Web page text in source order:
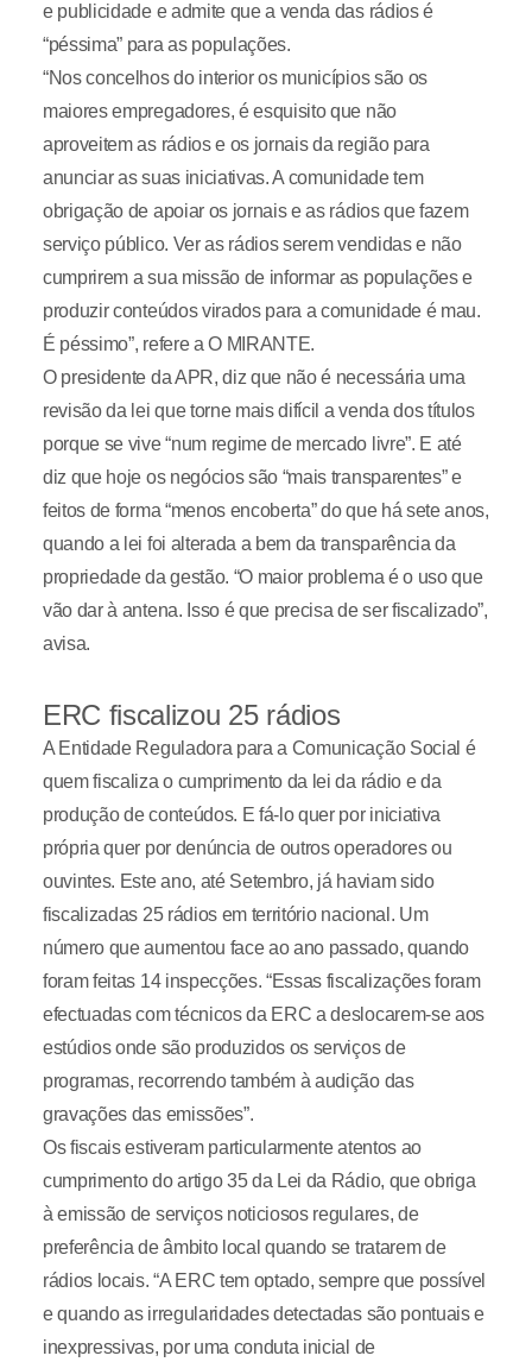
e publicidade e admite que a venda das rádios é
“péssima” para as populações.
“Nos concelhos do interior os municípios são os
maiores empregadores, é esquisito que não
aproveitem as rádios e os jornais da região para
anunciar as suas iniciativas. A comunidade tem
obrigação de apoiar os jornais e as rádios que fazem
serviço público. Ver as rádios serem vendidas e não
cumprirem a sua missão de informar as populações e
produzir conteúdos virados para a comunidade é mau.
É péssimo”, refere a O MIRANTE.
O presidente da APR, diz que não é necessária uma
revisão da lei que torne mais difícil a venda dos títulos
porque se vive “num regime de mercado livre”. E até
diz que hoje os negócios são “mais transparentes” e
feitos de forma “menos encoberta” do que há sete anos,
quando a lei foi alterada a bem da transparência da
propriedade da gestão. “O maior problema é o uso que
vão dar à antena. Isso é que precisa de ser fiscalizado”,
avisa.
ERC fiscalizou 25 rádios
A Entidade Reguladora para a Comunicação Social é
quem fiscaliza o cumprimento da lei da rádio e da
produção de conteúdos. E fá-lo quer por iniciativa
própria quer por denúncia de outros operadores ou
ouvintes. Este ano, até Setembro, já haviam sido
fiscalizadas 25 rádios em território nacional. Um
número que aumentou face ao ano passado, quando
foram feitas 14 inspecções. “Essas fiscalizações foram
efectuadas com técnicos da ERC a deslocarem-se aos
estúdios onde são produzidos os serviços de
programas, recorrendo também à audição das
gravações das emissões”.
Os fiscais estiveram particularmente atentos ao
cumprimento do artigo 35 da Lei da Rádio, que obriga
à emissão de serviços noticiosos regulares, de
preferência de âmbito local quando se tratarem de
rádios locais. “A ERC tem optado, sempre que possível
e quando as irregularidades detectadas são pontuais e
inexpressivas, por uma conduta inicial de